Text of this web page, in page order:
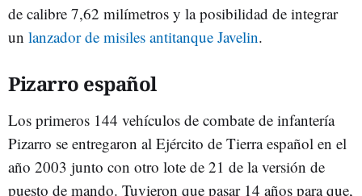
de calibre 7,62 milímetros y la posibilidad de integrar
un lanzador de misiles antitanque Javelin.
Pizarro español
Los primeros 144 vehículos de combate de infantería
Pizarro se entregaron al Ejército de Tierra español en el
año 2003 junto con otro lote de 21 de la versión de
puesto de mando. Tuvieron que pasar 14 años para que,